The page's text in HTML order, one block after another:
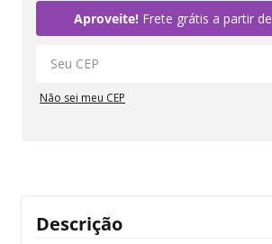
Aproveite!Frete grátis a partir de
Não sei meu CEP
Descrição